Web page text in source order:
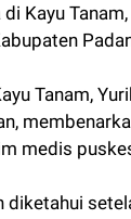
Kayu
Tanam,
medis
diketahui